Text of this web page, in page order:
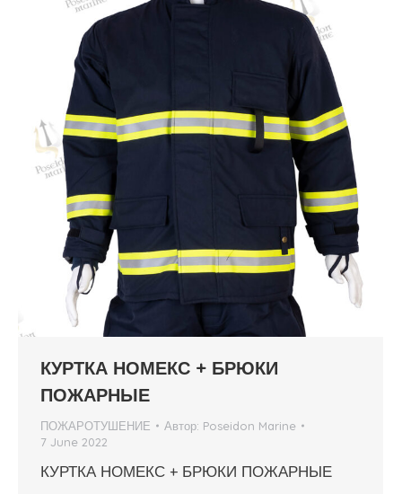
КУРТКА НОМЕКС + БРЮКИ
ПОЖАРНЫЕ
ПОЖАРОТУШЕНИЕ Автор: Poseidon Marine
7 June 2022
КУРТКА НОМЕКС + БРЮКИ ПОЖАРНЫЕ